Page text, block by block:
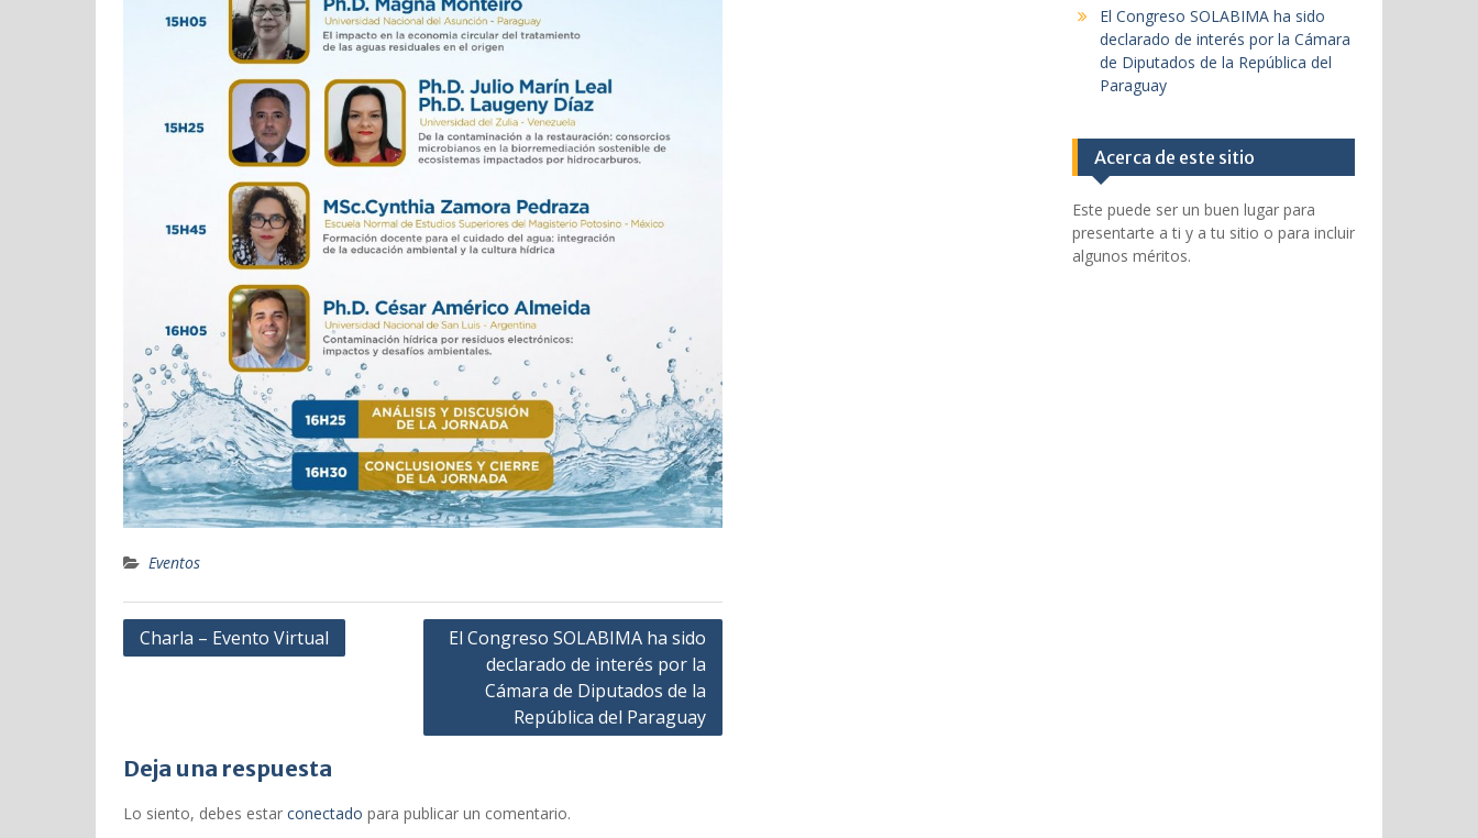
Eventos
Navegación
Charla – Evento Virtual
El Congreso SOLABIMA ha sido
declarado de interés por la
Cámara de Diputados de la
República del Paraguay
Deja una respuesta
Lo siento, debes estar conectado para publicar un comentario.
El Congreso SOLABIMA ha sido
declarado de interés por la Cámara
de Diputados de la República del
Paraguay
Acerca de este sitio
Este puede ser un buen lugar para
presentarte a ti y a tu sitio o para incluir
algunos méritos.